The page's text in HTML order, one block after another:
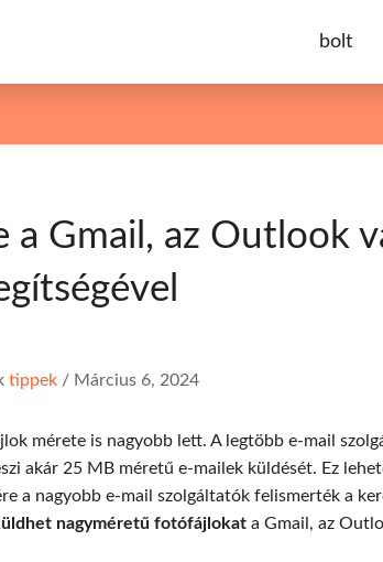
bolt
a Gmail, az Outlook
tippek / Március 6, 2024
mérete is nagyobb lett. A legtöbb e-mail
akár 25 MB méretű e-mailek küldését. Ez
a nagyobb e-mail szolgáltatók felismerték a
nagyméretű fotófájlokat a Gmail, az